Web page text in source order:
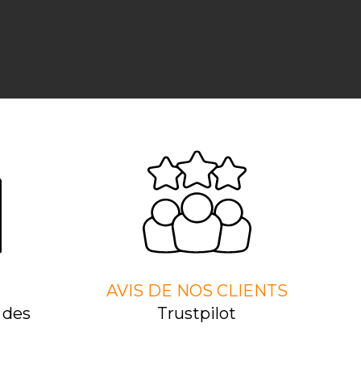
AVIS DE NOS CLIENTS
Trustpilot